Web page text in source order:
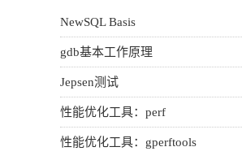
NewSQL Basis
gdb基本工作原理
Jepsen测试
性能优化工具：perf
性能优化工具：gperftools